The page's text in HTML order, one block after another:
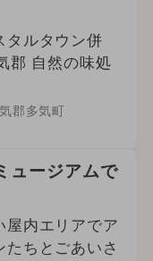
タルタウン併
郡 自然の味処
郡多気町
ュージアムで
屋内エリアでア
たちとごあいさ